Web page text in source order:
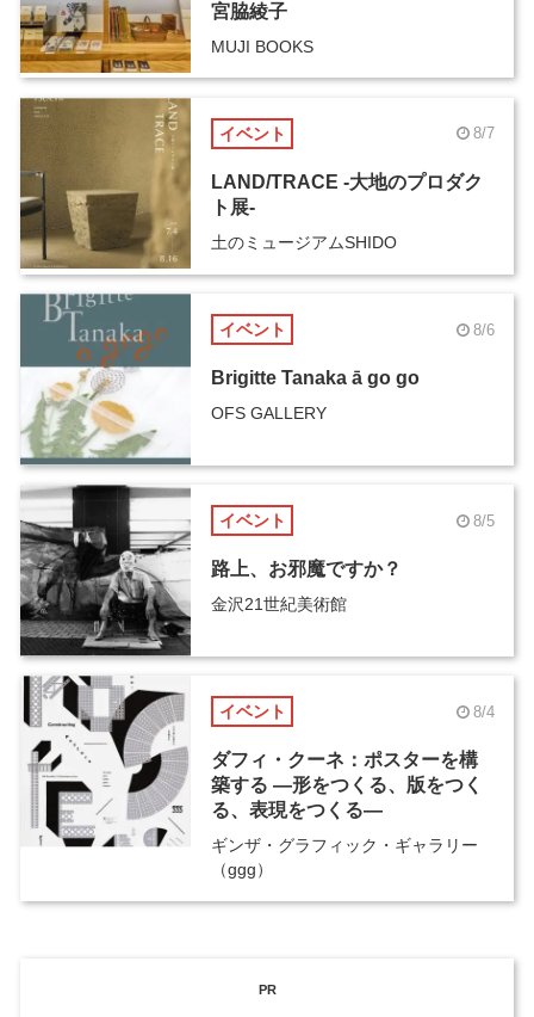
宮脇綾子
MUJI BOOKS
イベント 8/7
LAND/TRACE -大地のプロダク
ト展-
土のミュージアムSHIDO
イベント 8/6
Brigitte Tanaka ā go go
OFS GALLERY
イベント 8/5
路上、お邪魔ですか？
金沢21世紀美術館
イベント 8/4
ダフィ・クーネ：ポスターを構
築する ―形をつくる、版をつく
る、表現をつくる―
ギンザ・グラフィック・ギャラリー
（ggg）
PR